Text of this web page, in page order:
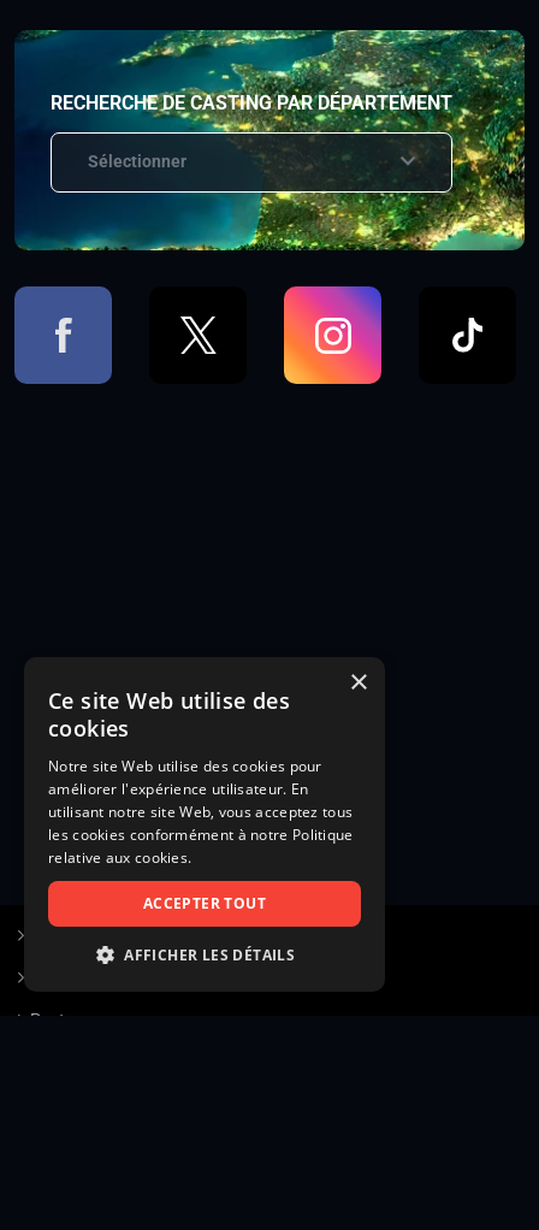
RECHERCHE DE CASTING PAR DÉPARTEMENT
Sélectionner
Poster une annonce
×
Ce site Web utilise des
cookies
Notre site Web utilise des cookies pour
améliorer l'expérience utilisateur. En
utilisant notre site Web, vous acceptez tous
les cookies conformément à notre Politique
relative aux cookies.
ACCEPTER TOUT
AFFICHER LES DÉTAILS